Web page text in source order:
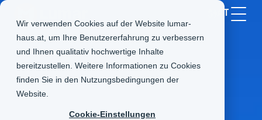
Wir verwenden Cookies auf der Website lumar-
haus.at, um Ihre Benutzererfahrung zu verbessern
und Ihnen qualitativ hochwertige Inhalte
bereitzustellen. Weitere Informationen zu Cookies
finden Sie in den Nutzungsbedingungen der
Website
Cookie-Einstellungen